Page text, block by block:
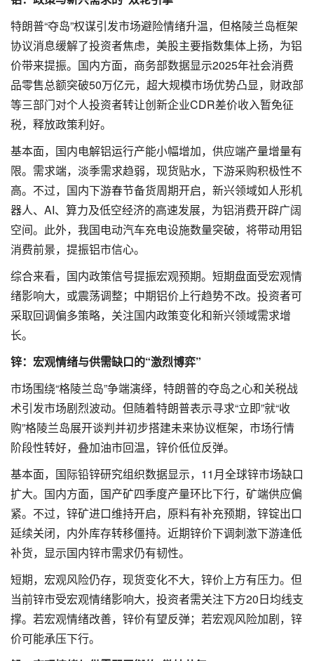
特朗普“夺岛”权谋引发市场避险情绪升温，但格陵兰岛框架
协议消息缓解了投资者焦虑，美股主要指数集体上扬，为铝
价带来提振。国内方面，商务部数据显示2025年社会消费
品零售总额突破50万亿元，超大规模市场优势凸显，财政部
等三部门对个人投资者转让创新企业CDR差价收入暂免征
税，释放政策利好。
基本面，国内电解铝运行产能小幅增加，供应端产量增量有
限。需求端，淡季需求趋弱，现货贴水，下游采购积极性不
高。不过，国内下游春节备货周期开启，新兴领域如人形机
器人、AI、算力及低空经济的高速发展，为铝消费开辟广阔
空间。此外，我国电动汽车充电设施数量突破，将带动用铝
消费前景，提振铝市信心。
综合来看，国内政策信号提振宏观预期。短期盘面受宏观情
绪影响大，或震荡调整；中期铝价上行趋势不改。投资者可
采取回调偏多策略，关注国内政策变化和新兴领域需求增
长。
锌：宏观情绪与供需缺口的“激烈博弈”
市场围绕“格陵兰岛”争端演绎，特朗普的夺岛之心和关税战
术引发市场剧烈波动。但随着特朗普表示寻求“立即”就“收
购”格陵兰岛展开谈判并初步搭建未来协议框架，市场行情
阶段性转好，叠加油市回温，锌价低位反弹。
基本面，国际铅锌研究组织数据显示，11月全球锌市场缺口
扩大。国内方面，国产矿四季度产量环比下行，矿端供应偏
紧。不过，锌矿进口维持开启，原料有补充预期，锌锭出口
延续关闭，内外库存转移僵持。近期锌价下调刺激下游逢低
补货，显示国内锌市需求仍有韧性。
短期，宏观风险仍存，现货变化不大，锌价上方有压力。但
当前锌市受宏观情绪影响大，投资者需关注下方20日均线支
撑。若宏观情绪改善，锌价有望反弹；若宏观风险加剧，锌
价可能承压下行。